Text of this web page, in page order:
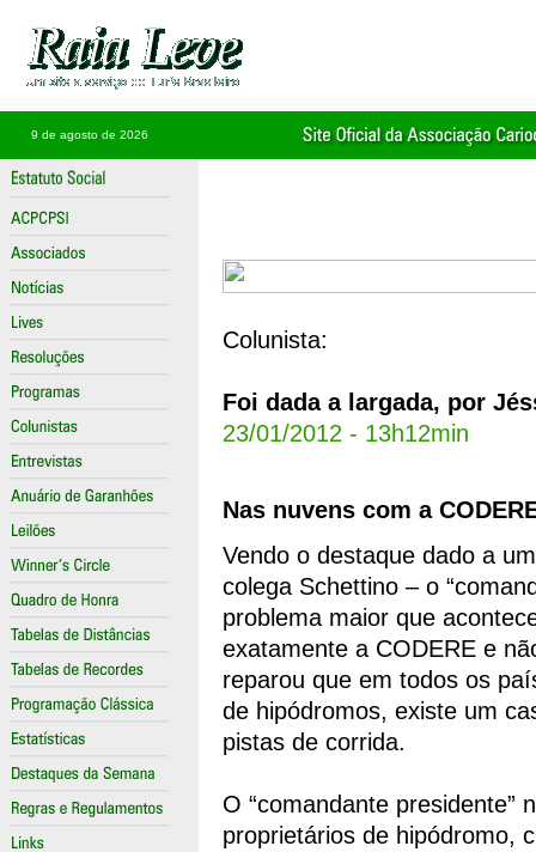
9 de agosto de 2026
Colunista:
Foi dada a largada, por
23/01/2012 - 13h12min
Nas nuvens com a
Vendo o destaque dado a
colega Schettino – o
problema maior que
exatamente a CODERE e
reparou que em todos os
de hipódromos, existe um
pistas de corrida.
O “comandante presidente”
proprietários de hipódromo,